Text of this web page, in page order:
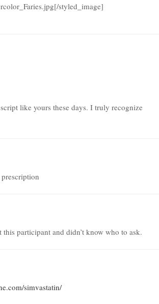
styled_image]
like yours these days. I truly recognize
participant and didn’t know who to ask.
simvastatin/